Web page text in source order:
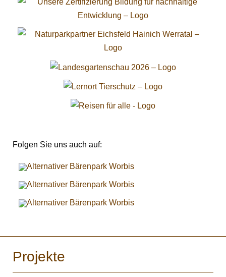
Folgen Sie uns auch auf:
Projekte